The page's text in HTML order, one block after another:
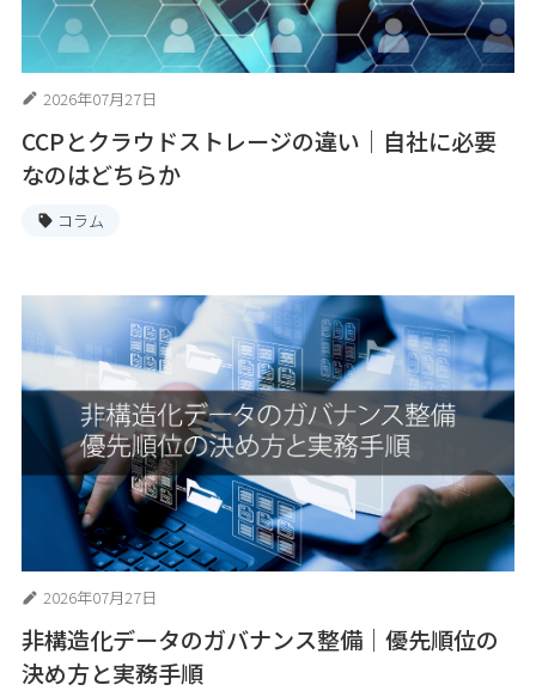
2026年07月27日
CCPとクラウドストレージの違い｜自社に必要
なのはどちらか
コラム
2026年07月27日
非構造化データのガバナンス整備｜優先順位の
決め方と実務手順